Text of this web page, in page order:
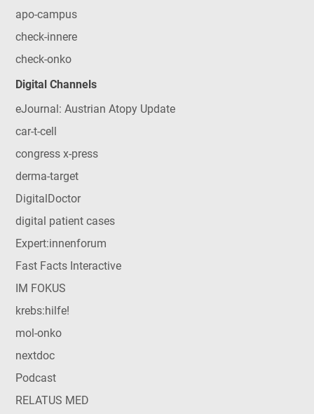
apo-campus
check-innere
check-onko
Digital Channels
eJournal: Austrian Atopy Update
car-t-cell
congress x-press
derma-target
DigitalDoctor
digital patient cases
Expert:innenforum
Fast Facts Interactive
IM FOKUS
krebs:hilfe!
mol-onko
nextdoc
Podcast
RELATUS MED